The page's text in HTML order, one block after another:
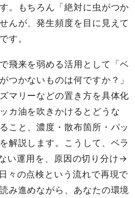
。もちろん「絶対に虫がつか
んが、発生頻度を目に見えて
す。
飛来を弱める活用として「ベ
つかないものは何ですか？」
マリーなどの置き方を具体化
カ油を吹きかけるとどうな
こと、濃度・散布箇所・パッ
解説します。こうして、ベラ
い運用を、原因の切り分け→
の点検という流れで再現で
み進めながら、あなたの環境